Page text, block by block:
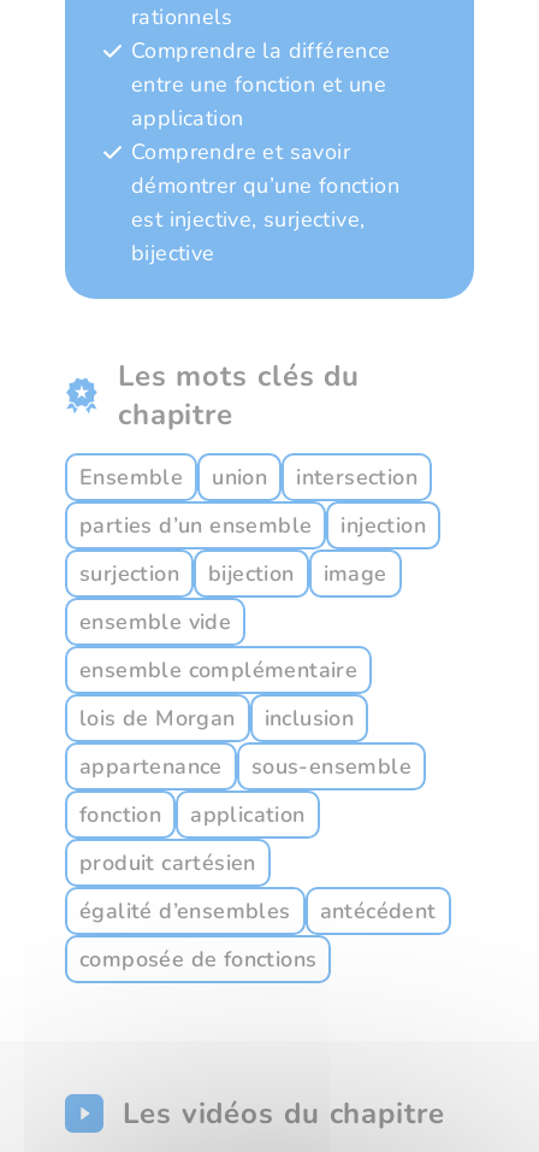
rationnels
Comprendre la différence
entre une fonction et une
application
Comprendre et savoir
démontrer qu’une fonction
est injective, surjective,
bijective
Les mots clés du
chapitre
Ensemble union
intersection
parties d’un ensemble
injection
surjection
bijection
image
ensemble vide
ensemble complémentaire
lois de Morgan
inclusion
appartenance
sous-ensemble
fonction
application
produit cartésien
égalité d’ensembles
antécédent
composée de fonctions
Les vidéos du chapitre